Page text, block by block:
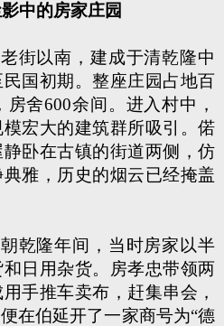
中的房家庄园
街以南，建成于清乾隆中
国初期。整座庄园占地百
舍600余间。进入村中，
宏大的建筑群所吸引。偌
卧在古镇的街道两侧，仿
雅，历史的烟云已经掩盖
乾隆年间，当时房家以半
日用杂货。房孝忠带领两
手推车卖布，赶集串会，
在伯延开了一家商号为“德